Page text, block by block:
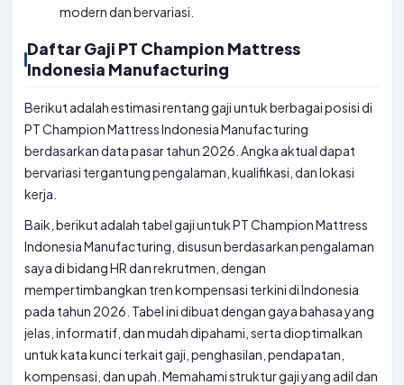
modern dan bervariasi.
Daftar Gaji PT Champion Mattress
Indonesia Manufacturing
Berikut adalah estimasi rentang gaji untuk berbagai posisi di
PT Champion Mattress Indonesia Manufacturing
berdasarkan data pasar tahun 2026. Angka aktual dapat
bervariasi tergantung pengalaman, kualifikasi, dan lokasi
kerja.
Baik, berikut adalah tabel gaji untuk PT Champion Mattress
Indonesia Manufacturing, disusun berdasarkan pengalaman
saya di bidang HR dan rekrutmen, dengan
mempertimbangkan tren kompensasi terkini di Indonesia
pada tahun 2026. Tabel ini dibuat dengan gaya bahasa yang
jelas, informatif, dan mudah dipahami, serta dioptimalkan
untuk kata kunci terkait gaji, penghasilan, pendapatan,
kompensasi, dan upah. Memahami struktur gaji yang adil dan